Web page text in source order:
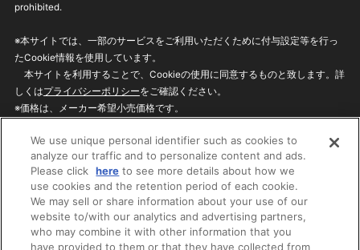
prohibited.
※本サイトでは、一部のサービスをご利用いただくために付与設定等を行っ
たCookie情報を使用しています。
本サイトを利用することで、Cookieの使用に同意するものと致します。詳
しくはプライバシーポリシーをご確認ください。
※価格は、メーカー希望小売価格です。
ざいますのでご了承ください。
privacypolicy
Do Not Sell or Share My
Personal Information
ウェブサイトご利用条件
ソーシャルメディアポリシー
個人情報保護方針
お問い合わせ
We use unique personal identifier such as cookies to
analyze our traffic and to personalize content and ads.
Please click here to see more details about how we
use cookies and the retention period of each cookie.
We may sell or share information about your use of our
website to/with our analytics and advertising partners,
who may combine it with other information that you
have provided to them or that they have collected from